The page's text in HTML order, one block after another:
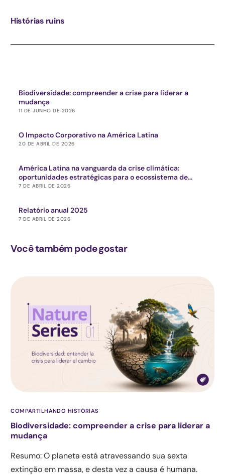
Histórias ruins
Biodiversidade: compreender a crise para liderar a
mudança
11 DE JUNHO DE 2026
O Impacto Corporativo na América Latina
20 DE ABRIL DE 2026
América Latina na vanguarda da crise climática:
oportunidades estratégicas para o ecossistema de
impacto
7 DE ABRIL DE 2026
Relatório anual 2025
7 DE ABRIL DE 2026
Você também pode gostar
COMPARTILHANDO HISTÓRIAS
Biodiversidade: compreender a crise para liderar a
mudança
Resumo: O planeta está atravessando sua sexta
extinção em massa, e desta vez a causa é humana.